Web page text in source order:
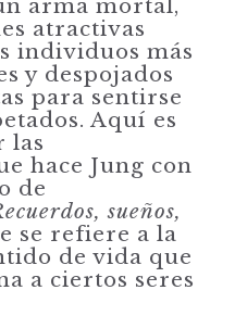
arma mortal,
atractivas
individuos más
y despojados
para sentirse
Aquí es
las
hace Jung con
de
sueños,
se refiere a la
de vida que
a ciertos seres